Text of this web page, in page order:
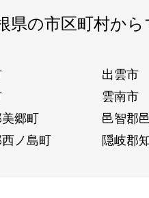
県の市区町村か
出雲市
雲南市
郷町 邑智郡
ノ島町 隠岐郡